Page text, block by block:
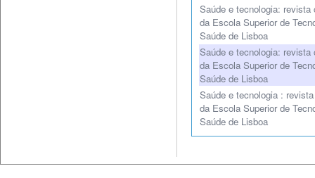
Saúde e tecnologia: revista
da Escola Superior de
Saúde de Lisboa
Saúde e tecnologia: revista
da Escola Superior de
Saúde de Lisboa
Saúde e tecnologia :
da Escola Superior de
Saúde de Lisboa